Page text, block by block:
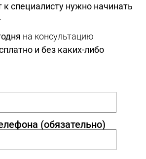
к специалисту нужно начинать
на консультацию
и без каких-либо
(обязательно)